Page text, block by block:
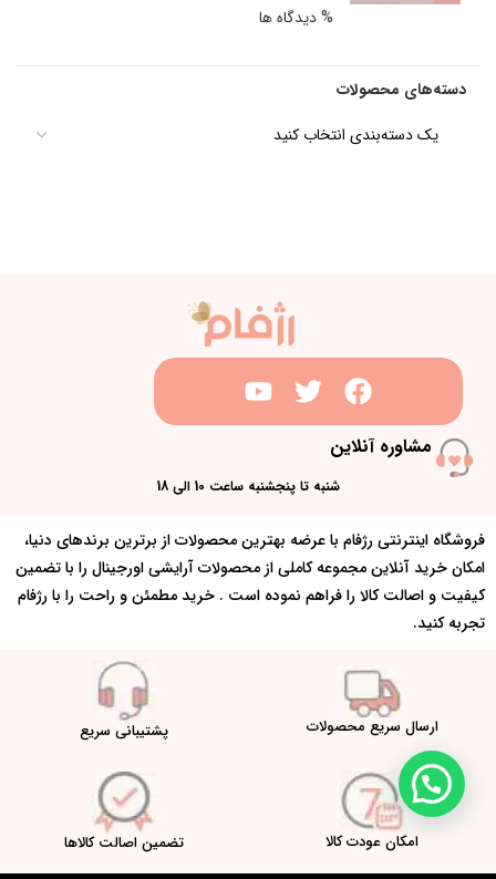
% دیدگاه ها
دسته‌های محصولات
یک دسته‌بندی انتخاب کنید
مشاوره آنلاین
شنبه تا پنجشنبه ساعت 10 الی 18
فروشگاه اینترنتی رژفام با عرضه بهترین محصولات از برترین برندهای دنیا،
امکان خرید آنلاین مجموعه کاملی از محصولات آرایشی اورجینال را با تضمین
کیفیت و اصالت کالا را فراهم نموده است . خرید مطمئن و راحت را با رژفام
تجربه کنید.
ارسال سریع محصولات
امکان عودت کالا
پشتیبانی سریع
تضمین اصالت کالاها